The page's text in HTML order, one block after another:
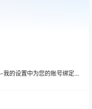
设置中为您的账号绑定邮箱!